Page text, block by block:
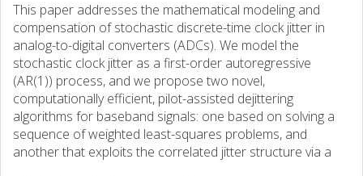
This paper addresses the mathematical modeling and
compensation of stochastic discrete-time clock jitter in
analog-to-digital converters (ADCs). We model the
stochastic clock jitter as a first-order autoregressive
(AR(1)) process, and we propose two novel,
computationally efficient, pilot-assisted dejittering
algorithms for baseband signals: one based on solving a
sequence of weighted least-squares problems, and
another that exploits the correlated jitter structure via a